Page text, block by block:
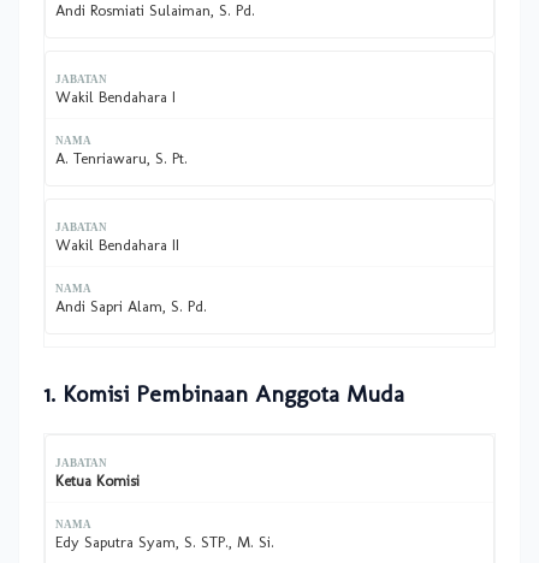
Andi Rosmiati Sulaiman, S. Pd.
Wakil Bendahara I
A. Tenriawaru, S. Pt.
Wakil Bendahara II
Andi Sapri Alam, S. Pd.
1. Komisi Pembinaan Anggota Muda
Ketua Komisi
Edy Saputra Syam, S. STP., M. Si.